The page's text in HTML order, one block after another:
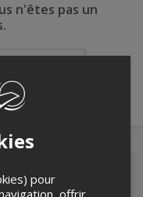
n'êtes pas un
pour
offrir